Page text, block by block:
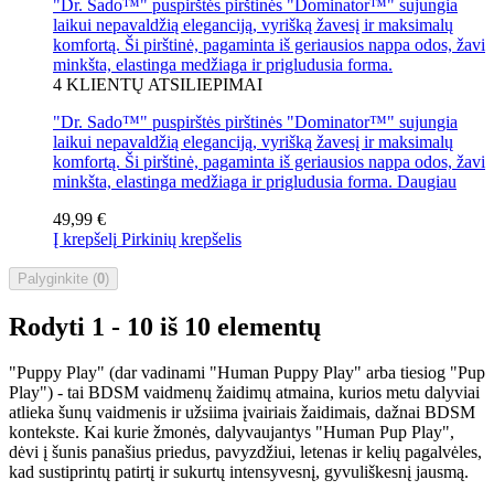
"Dr. Sado™" puspirštės pirštinės "Dominator™" sujungia
laikui nepavaldžią eleganciją, vyrišką žavesį ir maksimalų
komfortą. Ši pirštinė, pagaminta iš geriausios nappa odos, žavi
minkšta, elastinga medžiaga ir prigludusia forma.
4 KLIENTŲ ATSILIEPIMAI
"Dr. Sado™" puspirštės pirštinės "Dominator™" sujungia
laikui nepavaldžią eleganciją, vyrišką žavesį ir maksimalų
komfortą. Ši pirštinė, pagaminta iš geriausios nappa odos, žavi
minkšta, elastinga medžiaga ir prigludusia forma. Daugiau
49,99 €
Į krepšelį Pirkinių krepšelis
Palyginkite (0)
Rodyti 1 - 10 iš 10 elementų
"Puppy Play" (dar vadinami "Human Puppy Play" arba tiesiog "Pup
Play") - tai BDSM vaidmenų žaidimų atmaina, kurios metu dalyviai
atlieka šunų vaidmenis ir užsiima įvairiais žaidimais, dažnai BDSM
kontekste. Kai kurie žmonės, dalyvaujantys "Human Pup Play",
dėvi į šunis panašius priedus, pavyzdžiui, letenas ir kelių pagalvėles,
kad sustiprintų patirtį ir sukurtų intensyvesnį, gyvuliškesnį jausmą.